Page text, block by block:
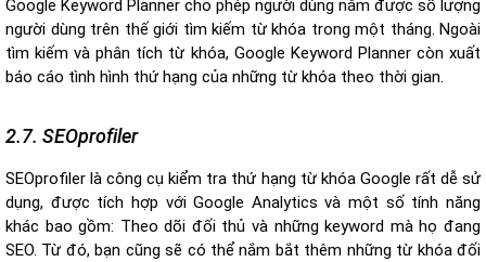
Google Keyword Planner cho phép người dùng nắm được số lượng
người dùng trên thế giới tìm kiếm từ khóa trong một tháng. Ngoài
tìm kiếm và phân tích từ khóa, Google Keyword Planner còn xuất
báo cáo tình hình thứ hạng của những từ khóa theo thời gian.
2.7. SEOprofiler
SEOprofiler là công cụ kiểm tra thứ hạng từ khóa Google rất dễ sử
dụng, được tích hợp với Google Analytics và một số tính năng
khác bao gồm: Theo dõi đối thủ và những keyword mà họ đang
SEO. Từ đó, bạn cũng sẽ có thể nắm bắt thêm những từ khóa đối